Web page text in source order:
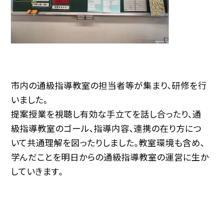
市内の通級指導教室の担当者等が集まり、研修を行
いました。
提案授業を視聴し有効な手立てを話し合ったり、通
級指導教室のゴール、指導内容、連携の在り方につ
いて共通理解を図ったりしました。教室環境も含め、
学んだことを明日からの通級指導教室の運営に生か
していきます。